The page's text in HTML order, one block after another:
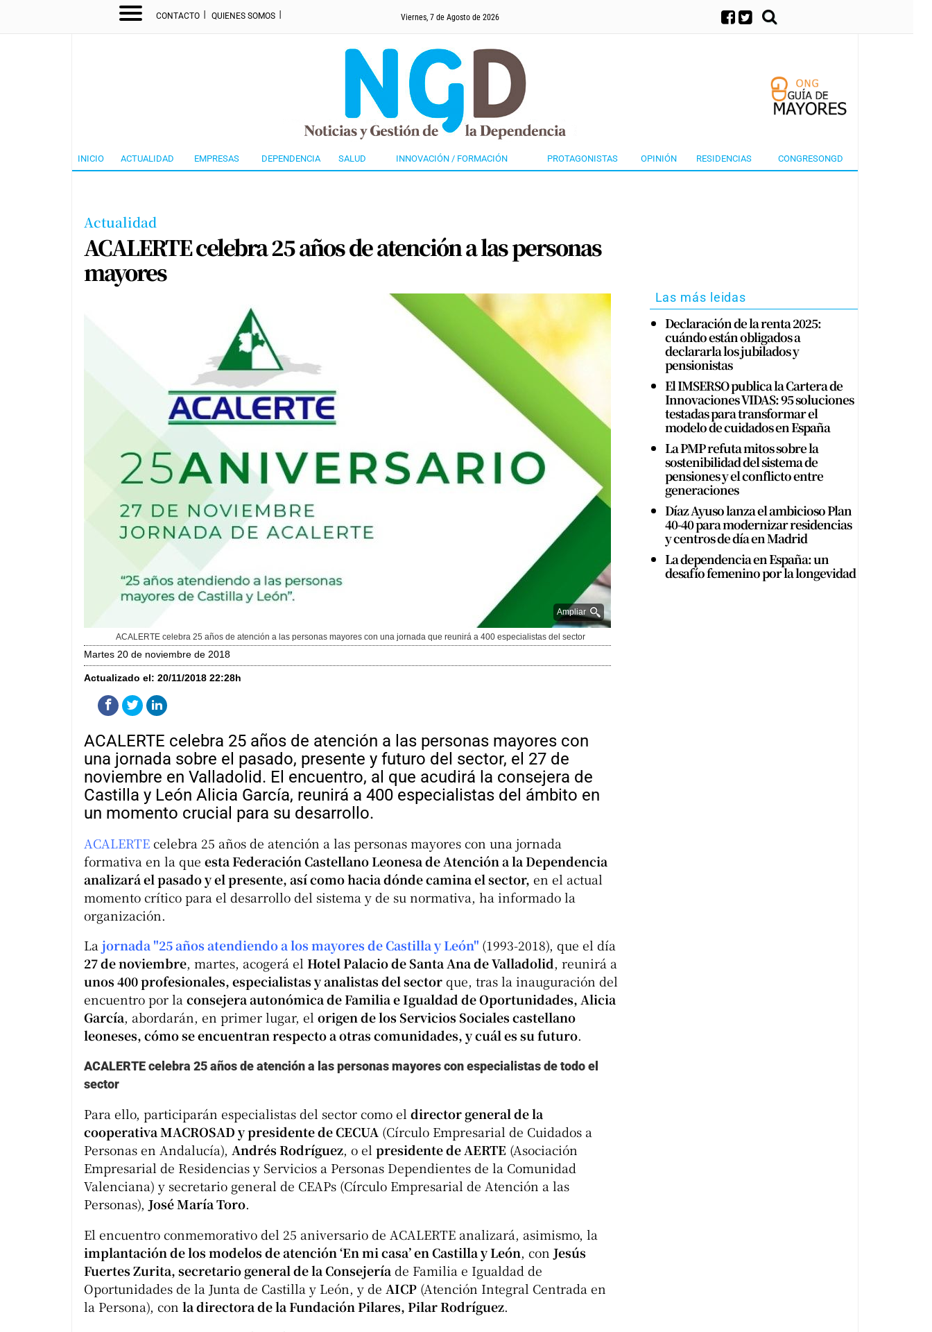
CONTACTO I QUIENES SOMOS I Viernes, 7 de Agosto de 2026
INICIO ACTUALIDAD EMPRESAS DEPENDENCIA SALUD INNOVACIÓN / FORMACIÓN PROTAGONISTAS OPINIÓN RESIDENCIAS CONGRESONGD
Actualidad
ACALERTE celebra 25 años de atención a las personas
mayores
Ampliar
ACALERTE celebra 25 años de atención a las personas mayores con una jornada que reunirá a 400 especialistas del sector
martes 20 de noviembre de 2018
Actualizado el: 20/11/2018 22:28h
ACALERTE celebra 25 años de atención a las personas mayores con
una jornada sobre el pasado, presente y futuro del sector, el 27 de
noviembre en Valladolid. El encuentro, al que acudirá la consejera de
Castilla y León Alicia García, reunirá a 400 especialistas del ámbito en
un momento crucial para su desarrollo.
ACALERTEcelebra 25 años de atención a las personas mayores con una jornada
formativa en la que esta Federación Castellano Leonesa de Atención a la Dependencia
analizará el pasado y el presente, así como hacia dónde camina el sector, en el actual
momento crítico para el desarrollo del sistema y de su normativa, ha informado la
organización.
La jornada "25 años atendiendo a los mayores de Castilla y León" (1993-2018), que el día
27 de noviembre, martes, acogerá el Hotel Palacio de Santa Ana de Valladolid, reunirá a
unos 400 profesionales, especialistas y analistas del sectorque, tras la inauguración del
encuentro por la consejera autonómica de Familia e Igualdad de Oportunidades, Alicia
García, abordarán, en primer lugar, el origen de los Servicios Sociales castellano
leoneses, cómo se encuentran respecto a otras comunidades, y cuál es su futuro.
ACALERTE celebra 25 años de atención a las personas mayores con especialistas de todo el
sector
Para ello, participarán especialistas del sector como el director general de la
cooperativa MACROSAD y presidente de CECUA(Círculo Empresarial de Cuidados a
Personas en Andalucía), Andrés Rodríguez, o el presidente de AERTE (Asociación
Empresarial de Residencias y Servicios a Personas Dependientes de la Comunidad
Valenciana) y secretario general de CEAPs (Círculo Empresarial de Atención a las
Personas), José María Toro.
El encuentro conmemorativo del 25 aniversario de ACALERTE analizará, asimismo, la
implantación de los modelos de atención ‘En mi casa’ en Castilla y León, con Jesús
Fuertes Zurita, secretario general de la Consejería de Familia e Igualdad de
Oportunidades de la Junta de Castilla y León, y de AICP(Atención Integral Centrada en
la Persona), con la directora de la Fundación Pilares, Pilar Rodríguez.
Las más leidas
Declaración de la renta 2025:
cuándo están obligados a
declararla los jubilados y
pensionistas
El IMSERSO publica la Cartera de
Innovaciones VIDAS: 95 soluciones
testadas para transformar el
modelo de cuidados en España
La PMP refuta mitos sobre la
sostenibilidad del sistema de
pensiones y el conflicto entre
generaciones
Díaz Ayuso lanza el ambicioso Plan
40-40 para modernizar residencias
y centros de día en Madrid
La dependencia en España: un
desafío femenino por la longevidad